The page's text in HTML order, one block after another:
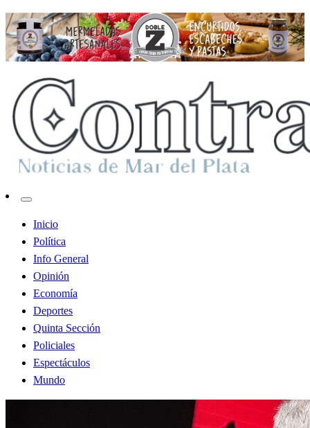
Contraste MDP
Inicio
Política
Info General
Opinión
Economía
Deportes
Quinta Sección
Policiales
Espectáculos
Mundo